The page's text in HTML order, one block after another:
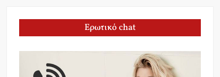
Ερωτικό chat